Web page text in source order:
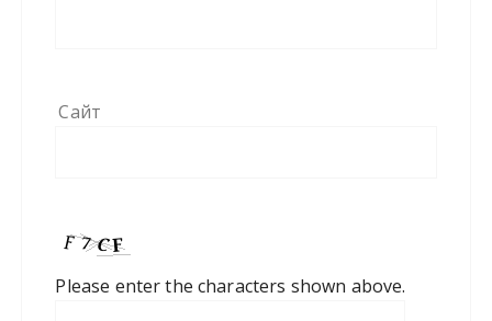
Сайт
Please enter the characters shown above.